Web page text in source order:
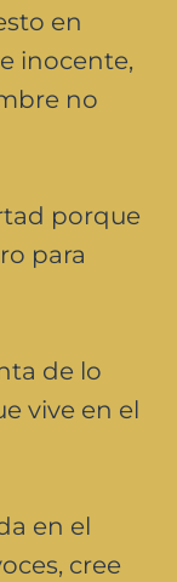
en
inocente,
no
porque
para
de lo
vive en el
en el
cree